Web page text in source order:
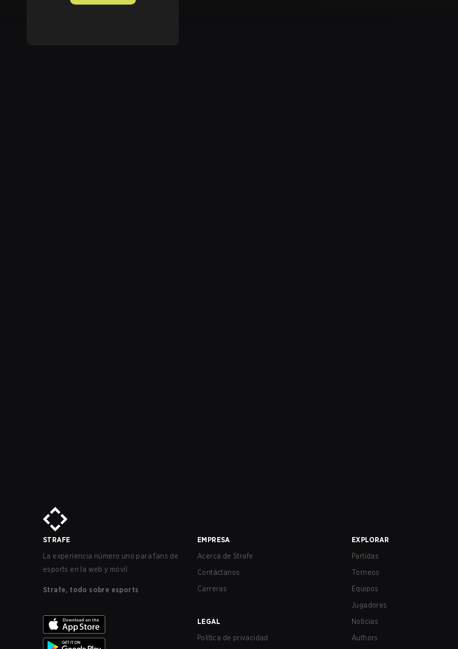
STRAFE
La experiencia número uno para fans de
esports en la web y móvil.
Strafe, todo sobre esports
EMPRESA
Acerca de Strafe
Contáctanos
Carreras
LEGAL
Política de privacidad
EXPLORAR
Partidas
Torneos
Equipos
Jugadores
Noticias
Authors